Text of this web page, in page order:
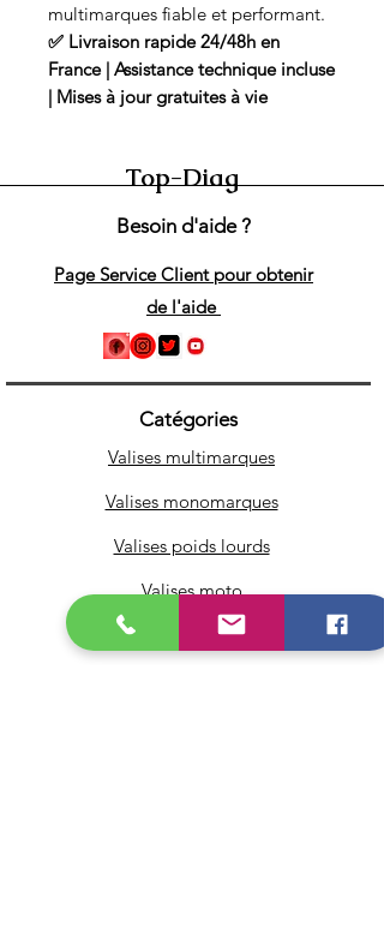
multimarques fiable et performant.
✅ Livraison rapide 24/48h en
France | Assistance technique incluse
| Mises à jour gratuites à vie
Top-Diag
Besoin d'aide ?
Page Service Client pour obtenir
de l'aide
Catégories
Valises multimarques
Valises monomarques
Valises poids lourds
Valises moto
Adaptateurs & câbles OBD